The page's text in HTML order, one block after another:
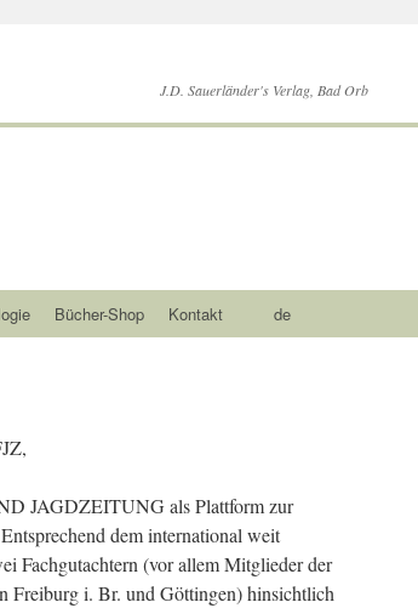
J.D. Sauerländer's Verlag, Bad Orb
Bücher-Shop Kontakt de
JAGDZEITUNG als Plattform zur
dem international weit
Fachgutachtern (vor allem Mitglieder der
Freiburg i. Br. und Göttingen) hinsichtlich